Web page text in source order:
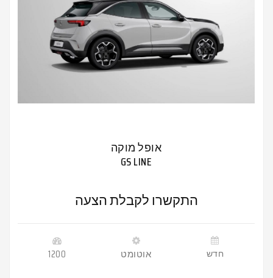
אופל מוקה
GS LINE
התקשרו לקבלת הצעה
1200 אוטומט חדש